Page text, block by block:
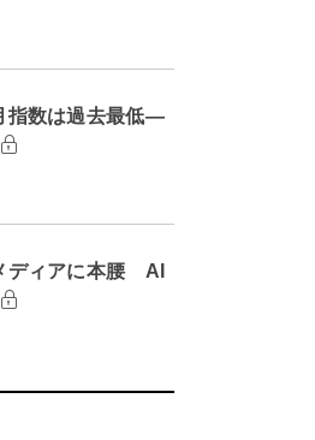
指数は過去最低―
ディアに本腰 AI